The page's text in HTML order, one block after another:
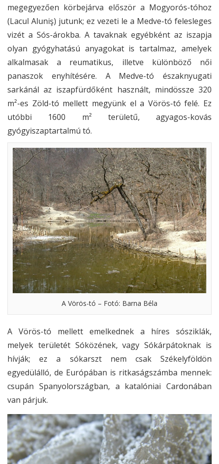
megegyezően körbejárva először a Mogyorós-tóhoz
(Lacul Aluniş) jutunk; ez vezeti le a Medve-tó felesleges
vizét a Sós-árokba. A tavaknak egyébként az iszapja
olyan gyógyhatású anyagokat is tartalmaz, amelyek
alkalmasak a reumatikus, illetve különböző női
panaszok enyhítésére. A Medve-tó északnyugati
sarkánál az iszapfürdőként használt, mindössze 320
m²-es Zöld-tó mellett megyünk el a Vörös-tó felé. Ez
utóbbi 1600 m² területű, agyagos-kovás
gyógyiszaptartalmú tó.
A Vörös-tó – Fotó: Barna Béla
A Vörös-tó mellett emelkednek a híres sósziklák,
melyek területét Sóközének, vagy Sókárpátoknak is
hívják; ez a sókarszt nem csak Székelyföldön
egyedülálló, de Európában is ritkaságszámba mennek:
csupán Spanyolországban, a katalóniai Cardonában
van párjuk.